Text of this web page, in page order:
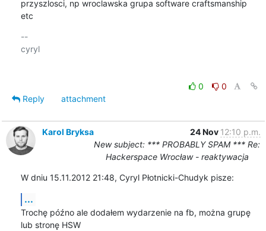
przyszlosci, np wroclawska grupa software craftsmanship
etc
--
cyryl
0
0
Reply
attachment
Karol Bryksa 24 Nov 12:10 p.m.
New subject: *** PROBABLY SPAM *** Re:
Hackerspace Wrocław - reaktywacja
W dniu 15.11.2012 21:48, Cyryl Płotnicki-Chudyk pisze:
...
Trochę późno ale dodałem wydarzenie na fb, można grupę
lub stronę HSW